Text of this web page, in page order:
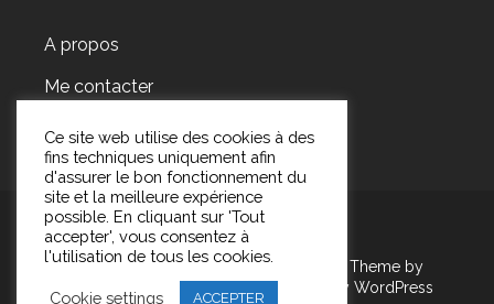
A propos
Me contacter
Copyright Les pépites de Marie 2026
| Theme by
| Proudly powered by WordPress
Ce site web utilise des cookies à des
fins techniques uniquement afin
d'assurer le bon fonctionnement du
site et la meilleure expérience
possible. En cliquant sur 'Tout
accepter', vous consentez à
l'utilisation de tous les cookies.
Cookie settings ACCEPTER